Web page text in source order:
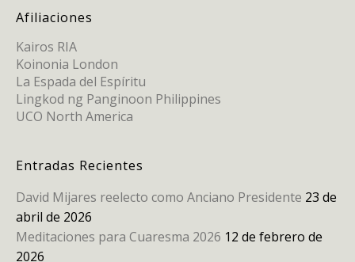
Afiliaciones
Kairos RIA
Koinonia London
La Espada del Espíritu
Lingkod ng Panginoon Philippines
UCO North America
Entradas Recientes
David Mijares reelecto como Anciano Presidente 23 de
abril de 2026
Meditaciones para Cuaresma 2026 12 de febrero de
2026